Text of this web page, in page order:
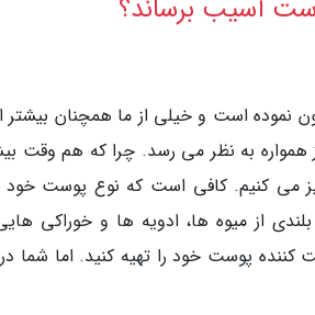
آسیب برساند؟
نموده است و خیلی از ما همچنان بیشتر
همواره به نظر می رسد. چرا که هم وقت
می کنیم. کافی است که نوع پوست خود
از میوه ها، ادویه ها و خوراکی
پوست خود را تهیه کنید. اما شما در